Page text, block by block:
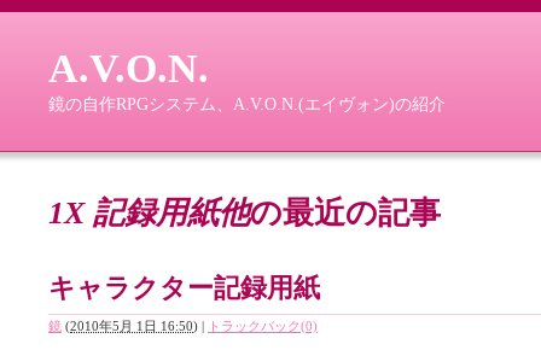
A.V.O.N.
鏡の自作RPGシステム、A.V.O.N.(エイヴォン)の紹介
1X 記録用紙他の最近の記事
キャラクター記録用紙
鏡 (2010年5月 1日 16:50) | トラックバック(0)